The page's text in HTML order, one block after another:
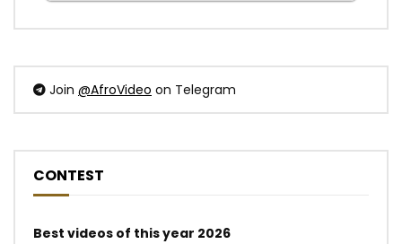
Join @AfroVideo on Telegram
CONTEST
Best videos of this year 2026